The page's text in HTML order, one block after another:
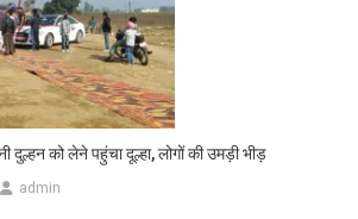
दुल्हन को लेने पहुंचा दूल्हा, लोगों की उमड़ी भीड़
admin